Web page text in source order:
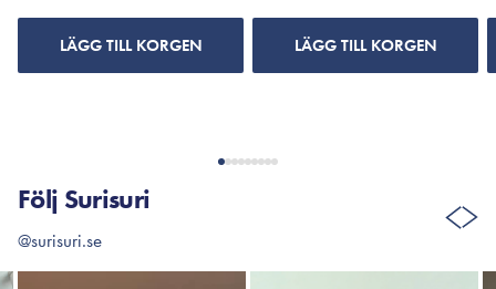
LÄGG TILL KORGEN LÄGG TILL KORGEN
Följ Surisuri
@surisuri.se